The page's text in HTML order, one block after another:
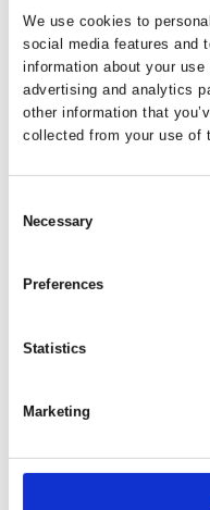
We use cookies to
social media features and
information about your
advertising and analytics
other information that
collected from your use of
Selection
Necessary
Preferences
Statistics
Marketing
Alëxone Dizac –